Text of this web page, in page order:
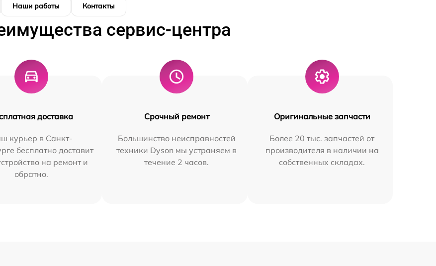
Наши работы Контакты
сервис-центра
доставка
курьер в Санкт-
бесплатно доставит
на ремонт и
обратно.
Срочный ремонт
Большинство неисправностей
техники Dyson мы устраняем в
течение 2 часов.
Оригинальные запчасти
Более 20 тыс. запчастей от
производителя в наличии на
собственных складах.